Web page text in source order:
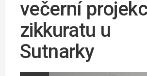
večerní
zikkuratu u
Sutnarky